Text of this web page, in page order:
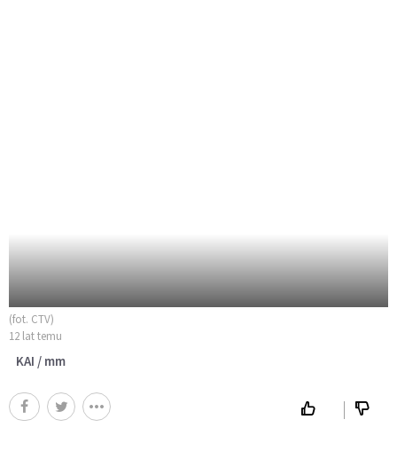
(fot. CTV)
12 lat temu
KAI / mm